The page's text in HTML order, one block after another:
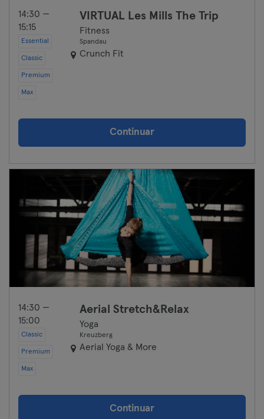
14:30 —
15:15
Essential
Classic
Premium
Max
VIRTUAL Les Mills The Trip
Fitness
Spandau
Crunch Fit
Continuar
14:30 —
15:00
Classic
Premium
Max
Aerial Stretch&Relax
Yoga
Kreuzberg
Aerial Yoga & More
Continuar